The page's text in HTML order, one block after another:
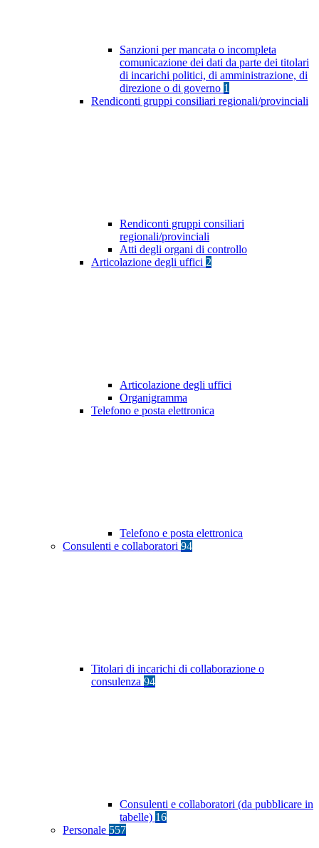
Sanzioni per mancata o incompleta
comunicazione dei dati da parte dei titolari
di incarichi politici, di amministrazione, di
direzione o di governo 1
Rendiconti gruppi consiliari regionali/provinciali
Rendiconti gruppi consiliari
regionali/provinciali
Atti degli organi di controllo
Articolazione degli uffici 2
Articolazione degli uffici
Organigramma
Telefono e posta elettronica
Telefono e posta elettronica
Consulenti e collaboratori 94
Titolari di incarichi di collaborazione o
consulenza 94
Consulenti e collaboratori (da pubblicare in
tabelle) 16
Personale 557